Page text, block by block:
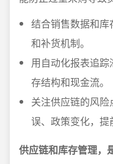
结合销售数据和
和补货机制。
用自动化报表追
存结构和现金流。
关注供应链的风
误、政策变化，提
供应链和库存管理，